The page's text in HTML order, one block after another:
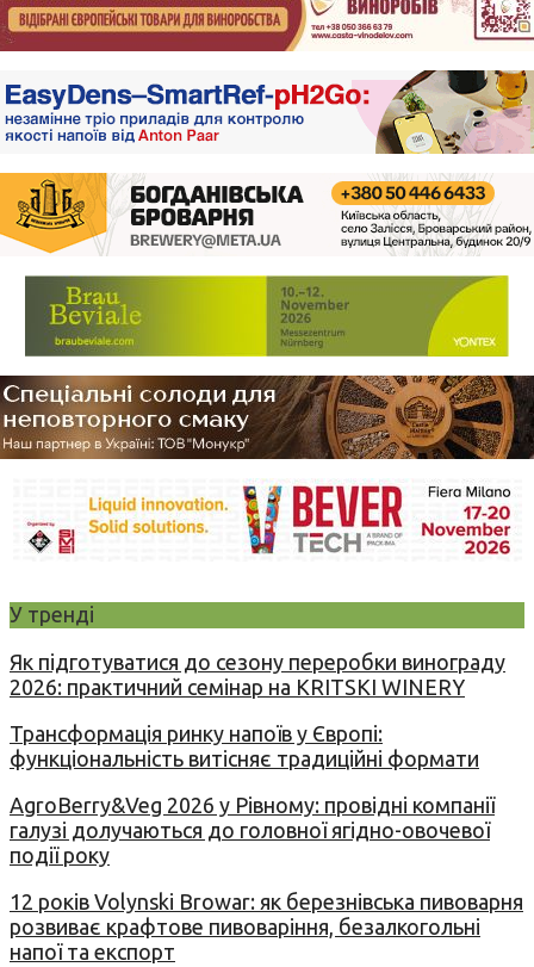
У тренді
Як підготуватися до сезону переробки винограду
2026: практичний семінар на KRITSKI WINERY
Трансформація ринку напоїв у Європі:
функціональність витісняє традиційні формати
AgroBerry&Veg 2026 у Рівному: провідні компанії
галузі долучаються до головної ягідно-овочевої
події року
12 років Volynski Browar: як березнівська пивоварня
розвиває крафтове пивоваріння, безалкогольні
напої та експорт